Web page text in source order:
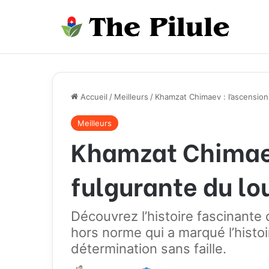
Accueil / Meilleurs / Khamzat Chimaev :
Meilleurs
Khamzat
fulgurante du
Découvrez l’histoire
hors norme qui a marqué
détermination sans faille.